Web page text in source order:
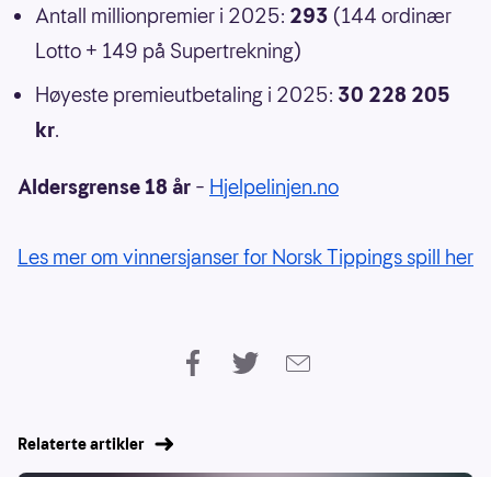
Antall millionpremier i 2025: 293 (144 ordinær
Lotto + 149 på Supertrekning)
Høyeste premieutbetaling i 2025: 30 228 205
kr.
Aldersgrense 18 år – Hjelpelinjen.no
Les mer om vinnersjanser for Norsk Tippings spill her
Relaterte artikler